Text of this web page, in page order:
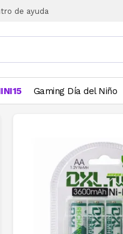
de ayuda
Gaming Día del Niño